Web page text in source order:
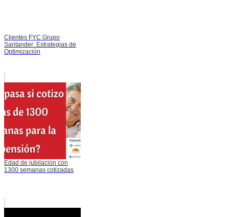
Clientes FYC Grupo
Santander: Estrategias de
Optimización
Edad de jubilación con
1300 semanas cotizadas